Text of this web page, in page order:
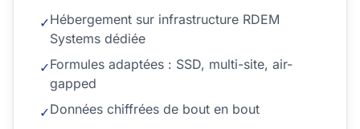
✓Hébergement sur infrastructure RDEM
Systems dédiée
✓Formules adaptées : SSD, multi-site, air-
gapped
✓Données chiffrées de bout en bout